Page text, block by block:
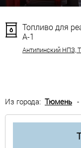
Топливо для
А-1
Антипинский НПЗ,
Из города: Тюмень -